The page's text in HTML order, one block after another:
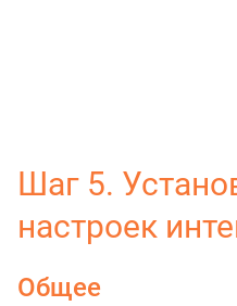
Шаг 5.
настроек
Общее